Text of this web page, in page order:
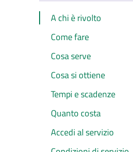
A chi è rivolto
Come fare
Cosa serve
Cosa si ottiene
Tempi e scadenze
Quanto costa
Accedi al servizio